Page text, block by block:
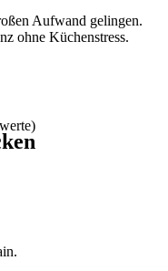
Aufwand gelingen.
ohne Küchenstress.